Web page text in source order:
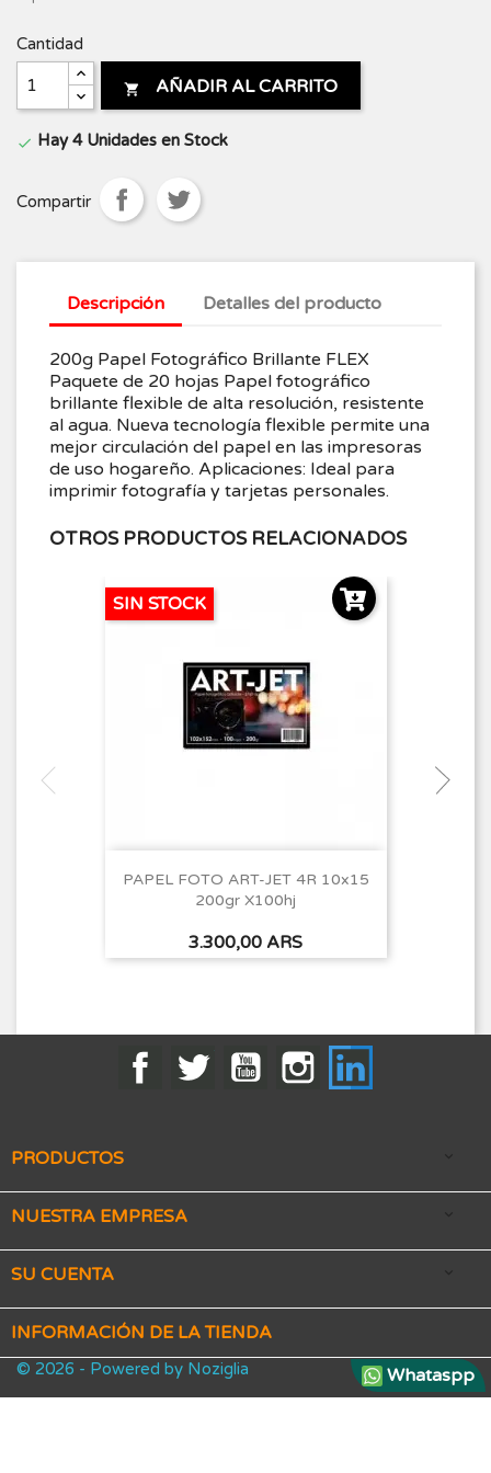
Cantidad
 AÑADIR AL CARRITO
 Hay 4 Unidades en Stock
Compartir
Descripción Detalles del producto
200g Papel Fotográfico Brillante FLEX
Paquete de 20 hojas Papel fotográfico
brillante flexible de alta resolución, resistente
al agua. Nueva tecnología flexible permite una
mejor circulación del papel en las impresoras
de uso hogareño. Aplicaciones: Ideal para
imprimir fotografía y tarjetas personales.
OTROS PRODUCTOS RELACIONADOS
PAPEL FOTO ART-JET 4R 10x15
200gr X100hj
Precio
3.300,00 ARS
SIN STOCK
FacebookTwitter YouTubeInstagram
PRODUCTOS 
NUESTRA EMPRESA 
SU CUENTA 
INFORMACIÓN DE LA TIENDA
Whataspp
© 2026 - Powered by Noziglia